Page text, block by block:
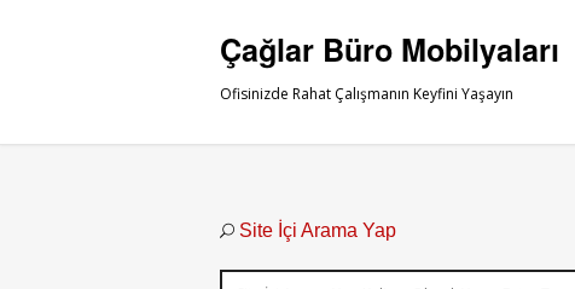
Çağlar Büro Mobilyaları
Ofisinizde Rahat Çalışmanın Keyfini Yaşayın
Site İçi Arama Yap